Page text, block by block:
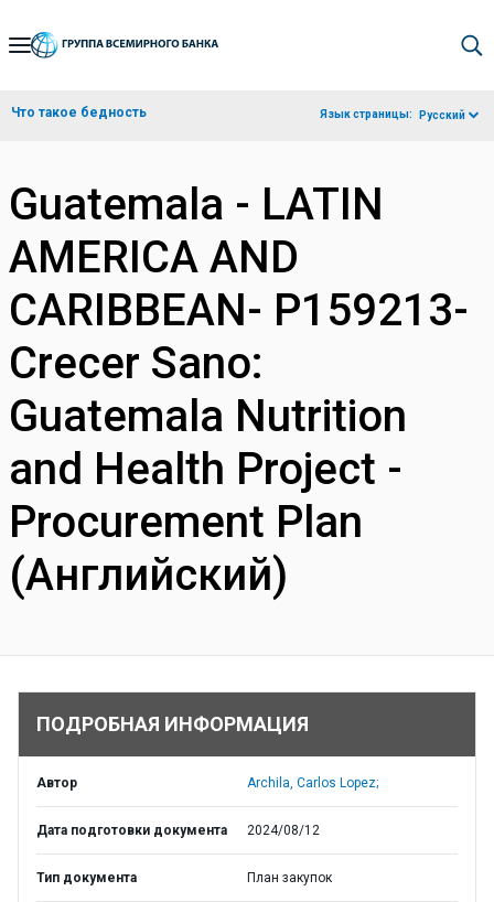
Skip
Navigation
Что такое бедность Язык страницы: Русский
Guatemala - LATIN
AMERICA AND
CARIBBEAN- P159213-
Crecer Sano:
Guatemala Nutrition
and Health Project -
Procurement Plan
(Английский)
ПОДРОБНАЯ ИНФОРМАЦИЯ
Автор Archila, Carlos Lopez;
Дата подготовки документа 2024/08/12
Тип документа План закупок